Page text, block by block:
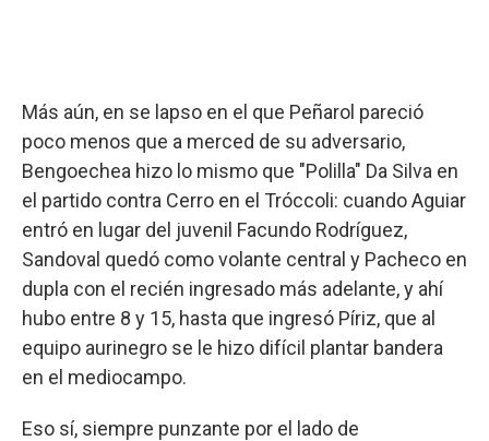
Más aún, en se lapso en el que Peñarol pareció
poco menos que a merced de su adversario,
Bengoechea hizo lo mismo que "Polilla" Da Silva en
el partido contra Cerro en el Tróccoli: cuando Aguiar
entró en lugar del juvenil Facundo Rodríguez,
Sandoval quedó como volante central y Pacheco en
dupla con el recién ingresado más adelante, y ahí
hubo entre 8 y 15, hasta que ingresó Píriz, que al
equipo aurinegro se le hizo difícil plantar bandera
en el mediocampo.
Eso sí, siempre punzante por el lado de